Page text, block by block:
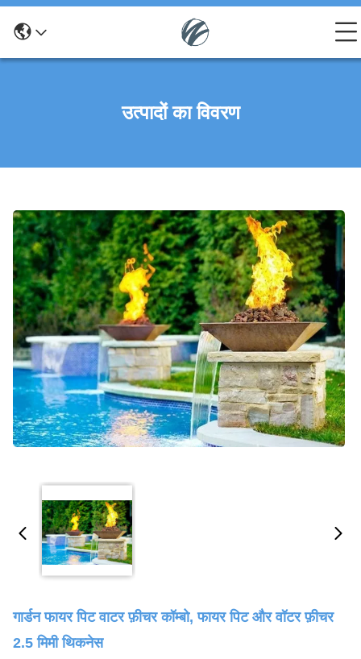
उत्पादों का विवरण
गार्डन फायर पिट वाटर फ़ीचर कॉम्बो, फायर पिट और वॉटर फ़ीचर
2.5 मिमी थिकनेस